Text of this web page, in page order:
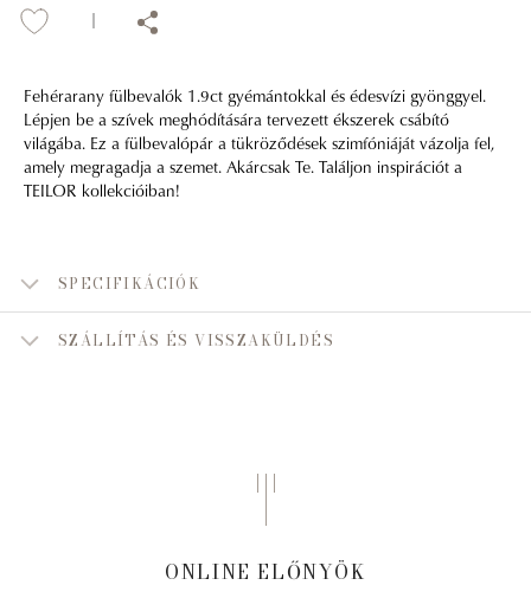
Fehérarany fülbevalók 1.9ct gyémántokkal és édesvízi gyönggyel.
Lépjen be a szívek meghódítására tervezett ékszerek csábító
világába. Ez a fülbevalópár a tükröződések szimfóniáját vázolja fel,
amely megragadja a szemet. Akárcsak Te. Találjon inspirációt a
TEILOR kollekcióiban!
SPECIFIKÁCIÓK
SZÁLLÍTÁS ÉS VISSZAKÜLDÉS
ONLINE ELŐNYÖK